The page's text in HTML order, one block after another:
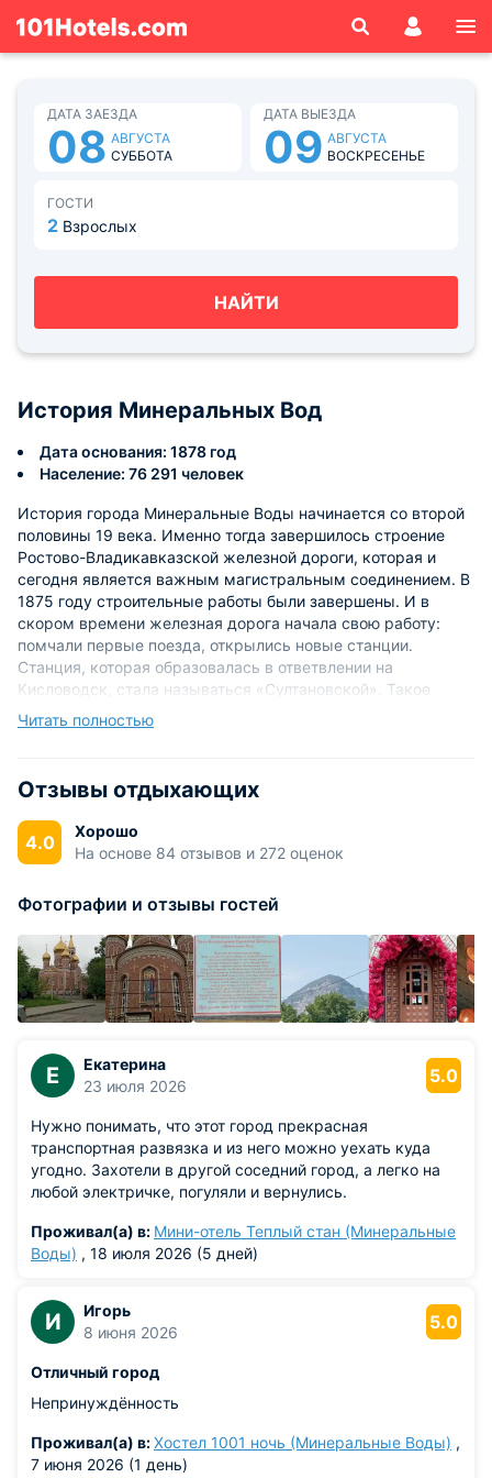
ДАТА ЗАЕЗДА
08 АВГУСТА
СУББОТА
ДАТА ВЫЕЗДА
09 АВГУСТА
ВОСКРЕСЕНЬЕ
ГОСТИ
2 Взрослых
НАЙТИ
История Минеральных Вод
Дата основания: 1878 год
Население: 76 291 человек
История города Минеральные Воды начинается со второй
половины 19 века. Именно тогда завершилось строение
Ростово-Владикавказской железной дороги, которая и
сегодня является важным магистральным соединением. В
1875 году строительные работы были завершены. И в
скором времени железная дорога начала свою работу:
помчали первые поезда, открылись новые станции.
Станция, которая образовалась в ответвлении на
Кисловодск, стала называться «Султановской». Такое
необычное название объяснялось тем, что она находилась
на территории, когда-то принадлежащей султану Гирею.
рабочих, которые занимались сначала строительством
дороги, а затем обслуживали станцию и местное
паровозное депо.
Со временем количество рабочих на «Султановской»
селились неподалеку от станции. В подавляющем
большинстве это были ремесленники и кустарники,
которые приезжали продавать свой товар рабочим
станции. Все эти факторы привели к появлению в 1878
году нового населенного пункта – поселка Султановский.
Султановский активно развивался. Здесь строились
небольшие предприятия, торговые точки. Огромное
произвело появление в нем стекольного завода,
построенного в 1898 году.
В 1906 году поселок Султановский получил новое название
наместника Иллариона Воронцова-Дашкова. А уже в 1921
году поселок и близлежащая станция были объединены в
Воды. В то время в нем проживало около 14 тысяч
жителей. В 1924 году также учрежден Минераловодский
район.
В 20-30 гг. в Минеральных водах появилось два больших
предприятия, специализирующиеся по переработке и
добыче нерудных материалов, – рудник «Бештаунит» и
Читать полностью
Отзывы отдыхающих
4.0
Хорошо
На основе 84 отзывов и 272 оценок
Фотографии и отзывы гостей
Е
Екатерина
23 июля 2026
5.0
Нужно понимать, что этот город прекрасная
транспортная развязка и из него можно уехать куда
угодно. Захотели в другой соседний город, а легко на
любой электричке, погуляли и вернулись.
Проживал(а) в: Мини-отель Теплый стан (Минеральные
Воды) , 18 июля 2026 (5 дней)
И
Игорь
8 июня 2026
5.0
Отличный город
Непринуждённость
Проживал(а) в:Хостел 1001 ночь (Минеральные Воды) ,
7 июня 2026 (1 день)